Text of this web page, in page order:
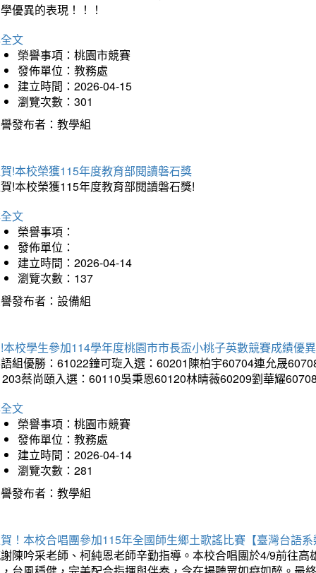
優異的表現！！！
文
榮譽事項：桃園市競賽
發佈單位：教務處
建立時間：2026-04-15
瀏覽次數：301
發布者：教學組
!本校榮獲115年度教育部閱讀磐石獎
!本校榮獲115年度教育部閱讀磐石獎!
文
榮譽事項：
發佈單位：
建立時間：2026-04-14
瀏覽次數：137
發布者：設備組
本校學生參加114學年度桃園市市長盃小桃子英數競賽成績優
組優勝：61022鐘可琁入選：60201陳柏宇60704連允晟
蔡尚頤入選：60110吳秉恩60120林晴薇60209劉華耀
文
榮譽事項：桃園市競賽
發佈單位：教務處
建立時間：2026-04-14
瀏覽次數：281
發布者：教學組
！本校合唱團參加115年全國師生鄉土歌謠比賽【臺灣台語
陳吟采老師、柯純恩老師辛勤指導。本校合唱團於4/9前往